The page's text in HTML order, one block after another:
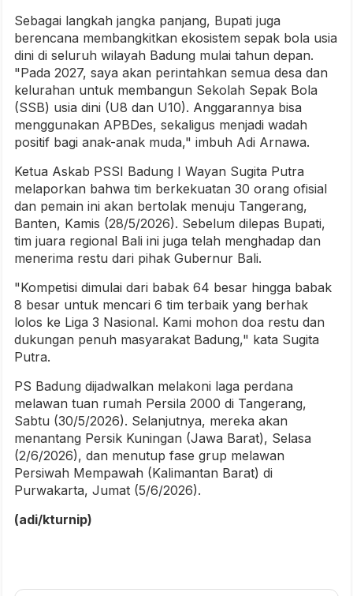
Sebagai langkah jangka panjang, Bupati juga
berencana membangkitkan ekosistem sepak bola usia
dini di seluruh wilayah Badung mulai tahun depan.
"Pada 2027, saya akan perintahkan semua desa dan
kelurahan untuk membangun Sekolah Sepak Bola
(SSB) usia dini (U8 dan U10). Anggarannya bisa
menggunakan APBDes, sekaligus menjadi wadah
positif bagi anak-anak muda," imbuh Adi Arnawa.
Ketua Askab PSSI Badung I Wayan Sugita Putra
melaporkan bahwa tim berkekuatan 30 orang ofisial
dan pemain ini akan bertolak menuju Tangerang,
Banten, Kamis (28/5/2026). Sebelum dilepas Bupati,
tim juara regional Bali ini juga telah menghadap dan
menerima restu dari pihak Gubernur Bali.
"Kompetisi dimulai dari babak 64 besar hingga babak
8 besar untuk mencari 6 tim terbaik yang berhak
lolos ke Liga 3 Nasional. Kami mohon doa restu dan
dukungan penuh masyarakat Badung," kata Sugita
Putra.
PS Badung dijadwalkan melakoni laga perdana
melawan tuan rumah Persila 2000 di Tangerang,
Sabtu (30/5/2026). Selanjutnya, mereka akan
menantang Persik Kuningan (Jawa Barat), Selasa
(2/6/2026), dan menutup fase grup melawan
Persiwah Mempawah (Kalimantan Barat) di
Purwakarta, Jumat (5/6/2026).
(adi/kturnip)